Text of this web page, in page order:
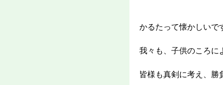
かるたって懐かしいで
我々も、子供のころに
皆様も真剣に考え、勝